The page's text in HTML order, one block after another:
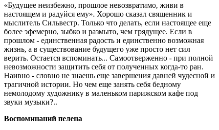
«Будущее неизбежно, прошлое невозвратимо, живи в
настоящем и радуйся ему». Хорошо сказал священник и
мыслитель Сильвестр. Только что делать, если настоящее еще
более эфемерно, зыбко и размыто, чем грядущее. Если в
прошлом - единственная радость и единственно возможная
жизнь, а в существование будущего уже просто нет сил
верить. Остается вспоминать... Самоотверженно - при полной
невозможности защитить себя от полученных когда-то ран.
Наивно - словно не знаешь еще завершения давней чудесной и
трагичной истории. Но чем еще занять себя бедному
немолодому художнику в маленьком парижском кафе под
звуки музыки?..
Воспоминаний пелена